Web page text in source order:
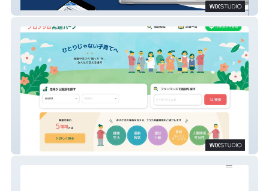
DXフリーランスLab
ブロッサム発達パーク